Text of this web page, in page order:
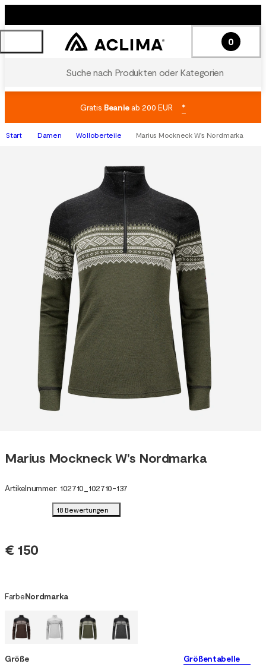
Suche nach Produkten oder Kategorien
0
Gratis Beanieab 200 EUR *
Start Damen Wolloberteile Marius Mockneck W's Nordmarka
Marius Mockneck W's Nordmarka
Artikelnummer: 102710 102710-137
18 Bewertungen
€ 150
FarbeNordmarka
Größe Größentabelle